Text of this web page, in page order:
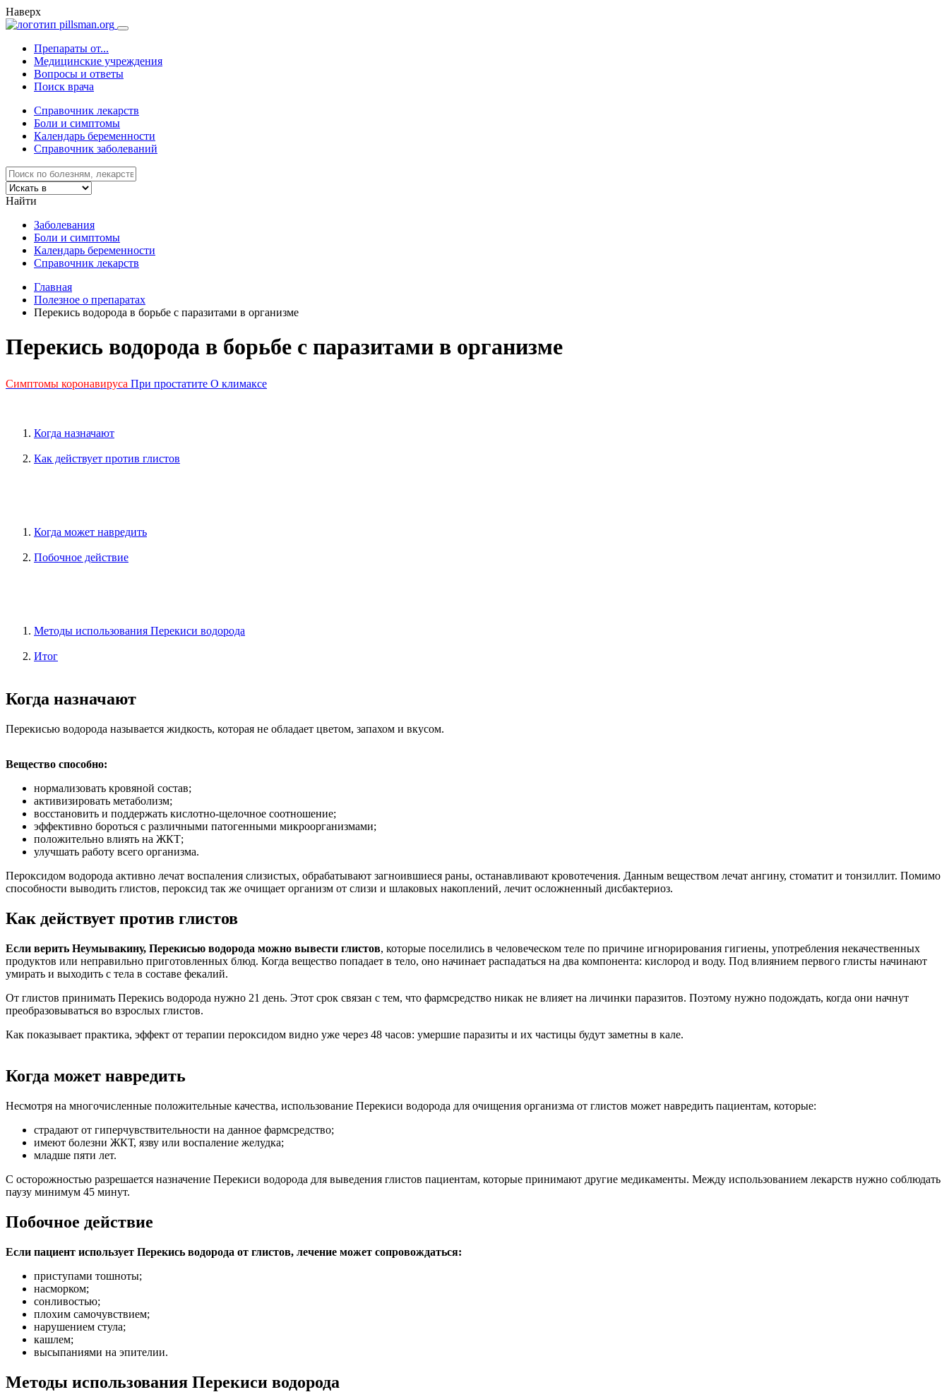
Наверх
Препараты от...
Медицинские учреждения
Вопросы и ответы
Поиск врача
Справочник лекарств
Боли и симптомы
Календарь беременности
Справочник заболеваний
Найти
Заболевания
Боли и симптомы
Календарь беременности
Справочник лекарств
Главная
Полезное о препаратах
Перекись водорода в борьбе с паразитами в организме
Перекись водорода в борьбе с паразитами в организме
Симптомы коронавируса При простатите О климаксе
Когда назначают
Как действует против глистов
Когда может навредить
Побочное действие
Методы использования Перекиси водорода
Итог
Когда назначают
Перекисью водорода называется жидкость, которая не обладает цветом, запахом и вкусом.
Вещество способно:
нормализовать кровяной состав;
активизировать метаболизм;
восстановить и поддержать кислотно-щелочное соотношение;
эффективно бороться с различными патогенными микроорганизмами;
положительно влиять на ЖКТ;
улучшать работу всего организма.
Пероксидом водорода активно лечат воспаления слизистых, обрабатывают загноившиеся раны, останавливают кровотечения. Данным веществом лечат ангину, стоматит и тонзиллит. Помимо
способности выводить глистов, пероксид так же очищает организм от слизи и шлаковых накоплений, лечит осложненный дисбактериоз.
Как действует против глистов
Если верить Неумывакину, Перекисью водорода можно вывести глистов, которые поселились в человеческом теле по причине игнорирования гигиены, употребления некачественных
продуктов или неправильно приготовленных блюд. Когда вещество попадает в тело, оно начинает распадаться на два компонента: кислород и воду. Под влиянием первого глисты начинают
умирать и выходить с тела в составе фекалий.
От глистов принимать Перекись водорода нужно 21 день. Этот срок связан с тем, что фармсредство никак не влияет на личинки паразитов. Поэтому нужно подождать, когда они начнут
преобразовываться во взрослых глистов.
Как показывает практика, эффект от терапии пероксидом видно уже через 48 часов: умершие паразиты и их частицы будут заметны в кале.
Когда может навредить
Несмотря на многочисленные положительные качества, использование Перекиси водорода для очищения организма от глистов может навредить пациентам, которые:
страдают от гиперчувствительности на данное фармсредство;
имеют болезни ЖКТ, язву или воспаление желудка;
младше пяти лет.
С осторожностью разрешается назначение Перекиси водорода для выведения глистов пациентам, которые принимают другие медикаменты. Между использованием лекарств нужно соблюдать
паузу минимум 45 минут.
Побочное действие
Если пациент использует Перекись водорода от глистов, лечение может сопровождаться:
приступами тошноты;
насморком;
сонливостью;
плохим самочувствием;
нарушением стула;
кашлем;
высыпаниями на эпителии.
Методы использования Перекиси водорода